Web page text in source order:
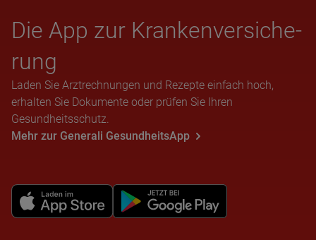
Die App zur Kran­ken­ver­si­che­
rung
Laden Sie Arztrechnungen und Rezepte einfach hoch,
erhalten Sie Dokumente oder prüfen Sie Ihren
Gesundheitsschutz.
Mehr zur Generali GesundheitsApp